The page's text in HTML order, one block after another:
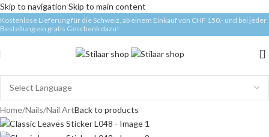
Skip to navigation Skip to main content
Kostenlose Lieferung für die Schweiz, ab einem Einkauf von CHF 150.- und bei jeder
Bestellung ein gratis Geschenk dazu!
Home/Nails/Nail ArtBack to products